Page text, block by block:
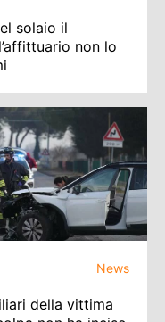
solaio il
non lo
News
della vittima